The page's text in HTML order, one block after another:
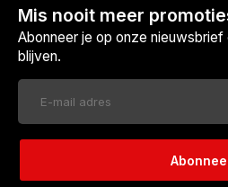
Mis nooit meer
Abonneer je op onze
blijven.